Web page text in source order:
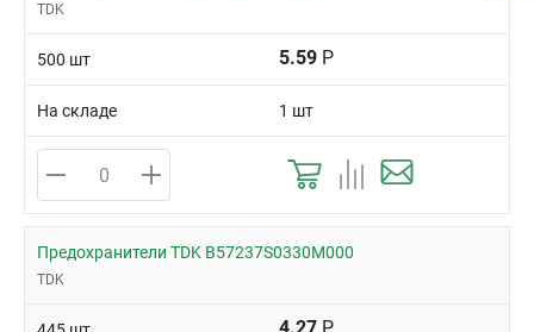
TDK
500 шт 5.59 Р
На складе 1 шт
Предохранители TDK B57237S0330M000
TDK